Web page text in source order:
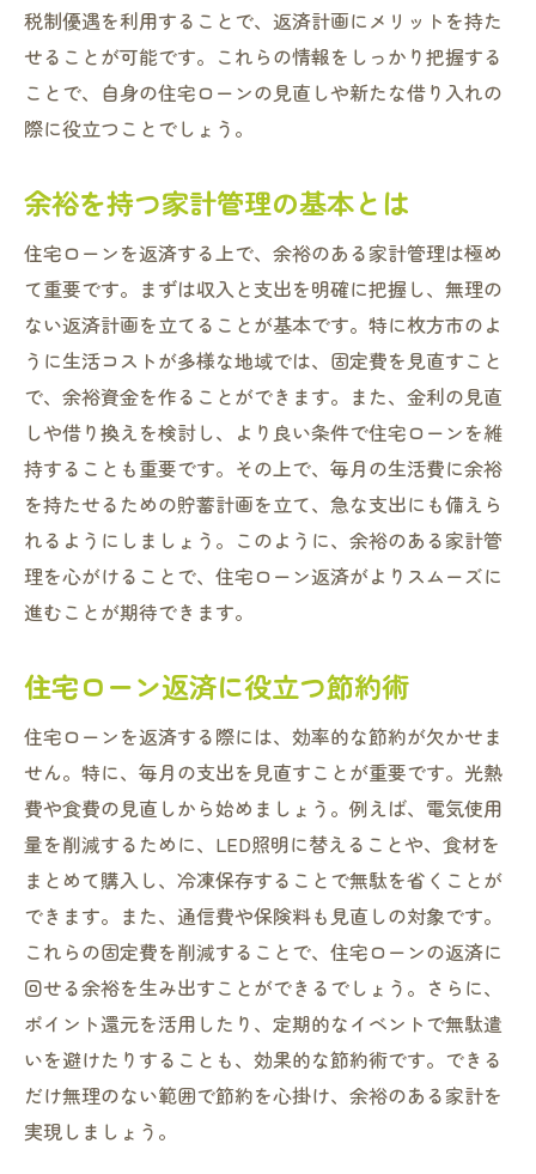
枚方市の補助金制度をフル活用
地域金融機関の独自サービス活用法
行政サービスをチェックする
住宅ローン相談窓口を利用する
地域コミュニティの情報を活かす
金融機関の特別サービスを使った住宅ローン返
済術
特別金利プランの利用法
返済プランのカスタマイズ術
金融機関の相談会を活用する
住宅ローンアドバイザーに相談
オンラインツールの活用で利便性アップ
金融機関サービスで賢い家計管理
枚方市の地域特性を活かした住宅ローン返済の
秘訣
地域特性を考慮したローン選び
地域イベントを活用した情報収集
地元密着の金融機関を選ぶ
枚方市の生活コストを抑えるポイント
地域コミュニティでの知恵を共有
住宅ローン返済プラン枚方市の補助金制度を徹
底活用
枚方市の住宅補助金制度の詳細
補助金申請の手続きと注意点
補助金で賢く資金計画を立てる
補助金を活かした住宅ローン軽減術
補助金情報の収集方法
税制優遇を利用することで、返済計画にメリットを持た
せることが可能です。これらの情報をしっかり把握する
ことで、自身の住宅ローンの見直しや新たな借り入れの
際に役立つことでしょう。
余裕を持つ家計管理の基本とは
住宅ローンを返済する上で、余裕のある家計管理は極め
て重要です。まずは収入と支出を明確に把握し、無理の
ない返済計画を立てることが基本です。特に枚方市のよ
うに生活コストが多様な地域では、固定費を見直すこと
で、余裕資金を作ることができます。また、金利の見直
しや借り換えを検討し、より良い条件で住宅ローンを維
持することも重要です。その上で、毎月の生活費に余裕
を持たせるための貯蓄計画を立て、急な支出にも備えら
れるようにしましょう。このように、余裕のある家計管
理を心がけることで、住宅ローン返済がよりスムーズに
進むことが期待できます。
住宅ローン返済に役立つ節約術
住宅ローンを返済する際には、効率的な節約が欠かせま
せん。特に、毎月の支出を見直すことが重要です。光熱
費や食費の見直しから始めましょう。例えば、電気使用
量を削減するために、LED照明に替えることや、食材を
まとめて購入し、冷凍保存することで無駄を省くことが
できます。また、通信費や保険料も見直しの対象です。
これらの固定費を削減することで、住宅ローンの返済に
回せる余裕を生み出すことができるでしょう。さらに、
ポイント還元を活用したり、定期的なイベントで無駄遣
いを避けたりすることも、効果的な節約術です。できる
だけ無理のない範囲で節約を心掛け、余裕のある家計を
実現しましょう。